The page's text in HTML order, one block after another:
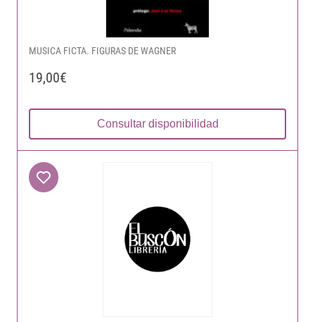
MUSICA FICTA. FIGURAS DE WAGNER
19,00€
Consultar disponibilidad